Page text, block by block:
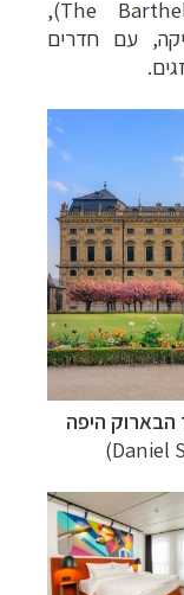
The
),
עם חדרים
היפה
Daniel
)